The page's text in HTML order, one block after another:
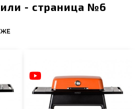
- страница №6